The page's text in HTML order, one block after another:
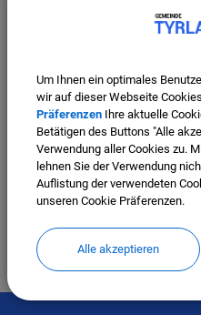
Cookie
Um Ihnen ein optimales
wir auf dieser Webseite
Präferenzen Ihre aktuelle
Betätigen des Buttons "Alle
Verwendung aller Cookies zu.
lehnen Sie der Verwendung
Auflistung der verwendeten
unseren Cookie Präferenzen.
Alle akzeptieren